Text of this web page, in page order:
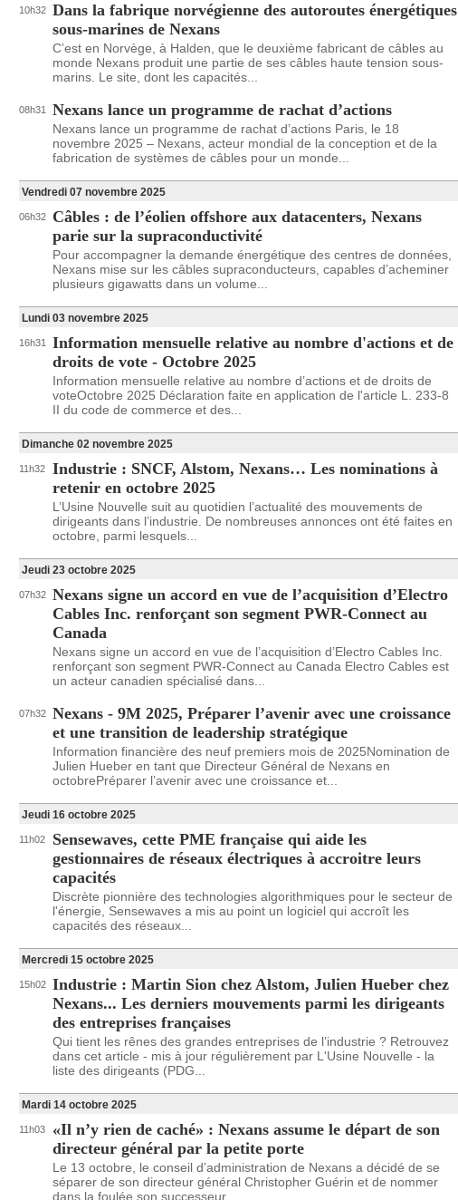
10h32 Dans la fabrique norvégienne des autoroutes énergétiques
sous-marines de Nexans
C’est en Norvège, à Halden, que le deuxième fabricant de câbles au
monde Nexans produit une partie de ses câbles haute tension sous-
marins. Le site, dont les capacités...
08h31 Nexans lance un programme de rachat d’actions
Nexans lance un programme de rachat d’actions Paris, le 18
novembre 2025 – Nexans, acteur mondial de la conception et de la
fabrication de systèmes de câbles pour un monde...
Vendredi 07 novembre 2025
06h32
Câbles : de l’éolien offshore aux datacenters, Nexans
parie sur la supraconductivité
Pour accompagner la demande énergétique des centres de données,
Nexans mise sur les câbles supraconducteurs, capables d’acheminer
plusieurs gigawatts dans un volume...
Lundi 03 novembre 2025
16h31
Information mensuelle relative au nombre d'actions et de
droits de vote - Octobre 2025
Information mensuelle relative au nombre d’actions et de droits de
voteOctobre 2025 Déclaration faite en application de l'article L. 233-8
II du code de commerce et des...
Dimanche 02 novembre 2025
11h32
Industrie : SNCF, Alstom, Nexans… Les nominations à
retenir en octobre 2025
L’Usine Nouvelle suit au quotidien l’actualité des mouvements de
dirigeants dans l’industrie. De nombreuses annonces ont été faites en
octobre, parmi lesquels...
Jeudi 23 octobre 2025
07h32 Nexans signe un accord en vue de l’acquisition d’Electro
Cables Inc. renforçant son segment PWR-Connect au
Canada
Nexans signe un accord en vue de l’acquisition d’Electro Cables Inc.
renforçant son segment PWR-Connect au Canada Electro Cables est
un acteur canadien spécialisé dans...
07h32 Nexans - 9M 2025, Préparer l’avenir avec une croissance
et une transition de leadership stratégique
Information financière des neuf premiers mois de 2025Nomination de
Julien Hueber en tant que Directeur Général de Nexans en
octobrePréparer l’avenir avec une croissance et...
Jeudi 16 octobre 2025
11h02
Sensewaves, cette PME française qui aide les
gestionnaires de réseaux électriques à accroitre leurs
capacités
Discrète pionnière des technologies algorithmiques pour le secteur de
l'énergie, Sensewaves a mis au point un logiciel qui accroît les
capacités des réseaux...
Mercredi 15 octobre 2025
15h02 Industrie : Martin Sion chez Alstom, Julien Hueber chez
Nexans... Les derniers mouvements parmi les dirigeants
des entreprises françaises
Qui tient les rênes des grandes entreprises de l’industrie ? Retrouvez
dans cet article - mis à jour régulièrement par L'Usine Nouvelle - la
liste des dirigeants (PDG...
Mardi 14 octobre 2025
11h03
«Il n’y rien de caché» : Nexans assume le départ de son
directeur général par la petite porte
Le 13 octobre, le conseil d’administration de Nexans a décidé de se
séparer de son directeur général Christopher Guérin et de nommer
dans la foulée son successeur...